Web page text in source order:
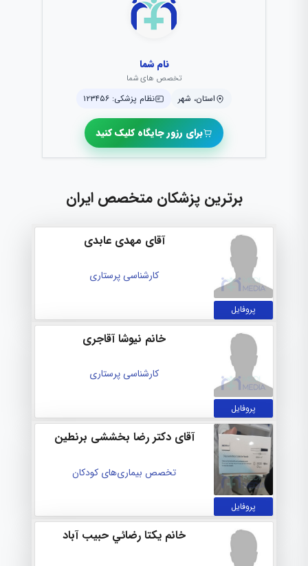
نام شما
تخصص های شما
استان، شهر نظام پزشکی: ۱۲۳۴۵۶
برای رزور جایگاه کلیک کنید
برترین پزشکان متخصص ایران
پروفایل
آقای مهدی عابدی
کارشناسی پرستاری
پروفایل
خانم نیوشا آقاجری
کارشناسی پرستاری
پروفایل
آقای دکتر رضا بخششی برنطین
تخصص بیماری‌های کودکان
خانم يكتا رضائي حبيب آباد